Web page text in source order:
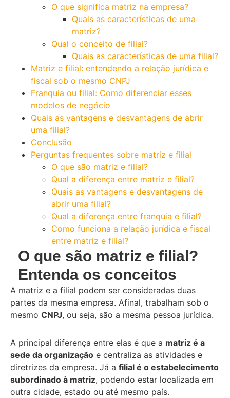
O que significa matriz na empresa?
Quais as características de uma
matriz?
Qual o conceito de filial?
Quais as características de uma filial?
Matriz e filial: entendendo a relação jurídica e
fiscal sob o mesmo CNPJ
Franquia ou filial: Como diferenciar esses
modelos de negócio
Quais as vantagens e desvantagens de abrir
uma filial?
Conclusão
Perguntas frequentes sobre matriz e filial
O que são matriz e filial?
Qual a diferença entre matriz e filial?
Quais as vantagens e desvantagens de
abrir uma filial?
Qual a diferença entre franquia e filial?
Como funciona a relação jurídica e fiscal
entre matriz e filial?
O que são matriz e filial?
Entenda os conceitos
A matriz e a filial podem ser consideradas duas
partes da mesma empresa. Afinal, trabalham sob o
mesmo CNPJ, ou seja, são a mesma pessoa jurídica.
A principal diferença entre elas é que a matriz é a
sede da organização e centraliza as atividades e
diretrizes da empresa. Já a filial é o estabelecimento
subordinado à matriz, podendo estar localizada em
outra cidade, estado ou até mesmo país.